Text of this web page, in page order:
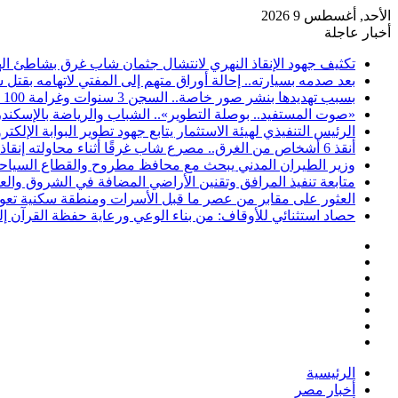
الأحد, أغسطس 9 2026
أخبار عاجلة
تكثيف جهود الإنقاذ النهري لانتشال جثمان شاب غرق بشاطئ
بعد صدمه بسيارته.. إحالة أوراق متهم إلى المفتي لاتهامه
بسبب تهديدها بنشر صور خاصة.. السجن 3 سنوات وغرامة 100 ألف جنيه لمتهم بالإسكندرية
«صوت المستفيد.. بوصلة التطوير».. الشباب والرياضة
الرئيس التنفيذي لهيئة الاستثمار يتابع جهود تطوير البوابة
أنقذ 6 أشخاص من الغرق.. مصرع شاب غرقًا أثناء محاولته إنقاذهم بشاطئ البيطاش في الإسكندرية
وزير الطيران المدني يبحث مع محافظ مطروح والقطاع
متابعة تنفيذ المرافق وتقنين الأراضي المضافة في الشروق
العثور على مقابر من عصر ما قبل الأسرات ومنطقة سكنية
حصاد استثنائي للأوقاف: من بناء الوعي ورعاية حفظة القرآن
جانبي
الرئيسية
أخبار مصر